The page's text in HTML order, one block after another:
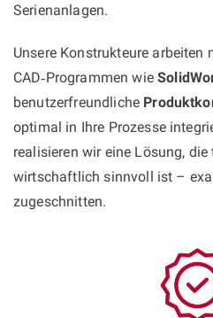
Serienanlagen.
Unsere Konstrukteure arbeiten
CAD‑Programmen wie
benutzerfreundliche
optimal in Ihre Prozesse
realisieren wir eine Lösung,
wirtschaftlich sinnvoll ist –
zugeschnitten.